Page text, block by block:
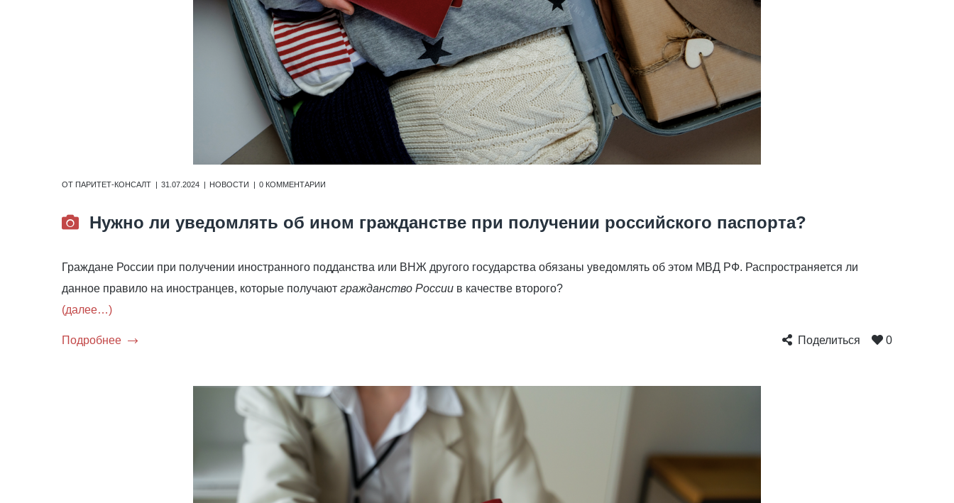
ОТ ПАРИТЕТ-КОНСАЛТ 31.07.2024 НОВОСТИ 0 КОММЕНТАРИИ
Нужно ли уведомлять об ином гражданстве при получении российского паспорта?
Граждане России при получении иностранного подданства или ВНЖ другого государства обязаны уведомлять об этом МВД РФ. Распространяется ли
данное правило на иностранцев, которые получают гражданство России в качестве второго?
(далее…)
Подробнее Поделиться 0